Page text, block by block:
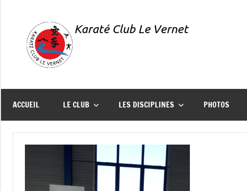
contenu
Karaté
Club
Le
Vernet
du
Karaté
ACCUEIL LE CLUB LES DISCIPLINES PHOTOS